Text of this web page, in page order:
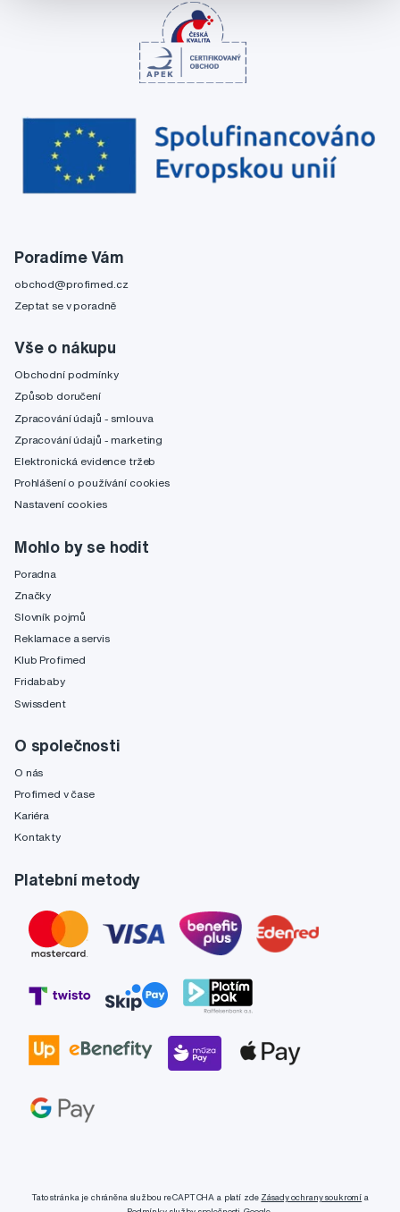
Poradíme Vám
obchod@profimed.cz
Zeptat se v poradně
Vše o nákupu
Obchodní podmínky
Způsob doručení
Zpracování údajů - smlouva
Zpracování údajů - marketing
Elektronická evidence tržeb
Prohlášení o používání cookies
Nastavení cookies
Mohlo by se hodit
Poradna
Značky
Slovník pojmů
Reklamace a servis
Klub Profimed
Fridababy
Swissdent
O společnosti
O nás
Profimed v čase
Kariéra
Kontakty
Platební metody
Tato stránka je chráněna službou reCAPTCHA a platí zde Zásady ochrany soukromí a